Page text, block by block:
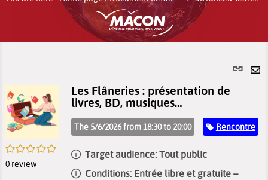
link
/5
0 review
Les Flâneries : présentation de
livres, BD, musiques…
The 5/6/2026 from 18:30 to 20:00 Catégorie
Rencontre
Target audience:Tout public
Conditions: Entrée libre et gratuite –